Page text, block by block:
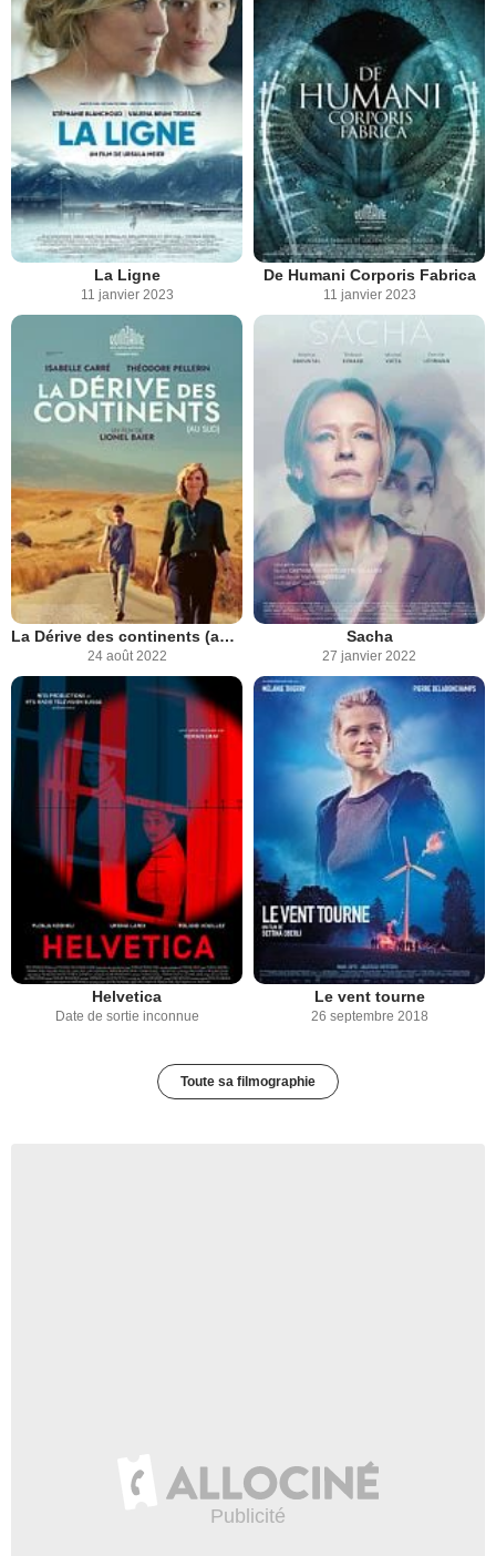
La Ligne
11 janvier 2023
De Humani Corporis Fabrica
11 janvier 2023
La Dérive des continents (au sud)
24 août 2022
Sacha
27 janvier 2022
Helvetica
Date de sortie inconnue
Le vent tourne
26 septembre 2018
Toute sa filmographie